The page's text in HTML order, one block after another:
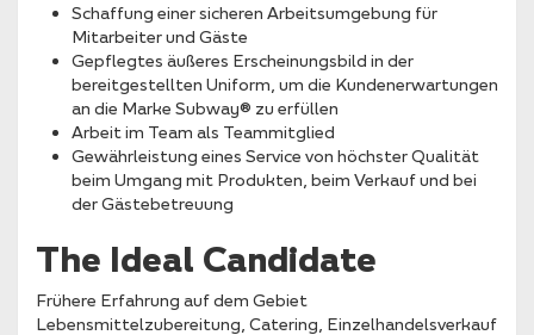
Schaffung einer sicheren Arbeitsumgebung für
Mitarbeiter und Gäste
Gepflegtes äußeres Erscheinungsbild in der
bereitgestellten Uniform, um die Kundenerwartungen
an die Marke Subway® zu erfüllen
Arbeit im Team als Teammitglied
Gewährleistung eines Service von höchster Qualität
beim Umgang mit Produkten, beim Verkauf und bei
der Gästebetreuung
The Ideal Candidate
Frühere Erfahrung auf dem Gebiet
Lebensmittelzubereitung, Catering, Einzelhandelsverkauf